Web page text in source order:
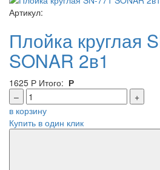
Артикул:
Плойка круглая
SONAR 2в1
1625 Р Итого: Р
–
+
в корзину
Купить в один клик